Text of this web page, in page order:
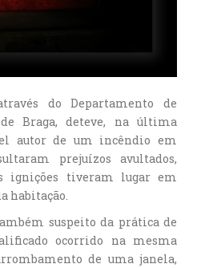
do Departamento de
Braga, deteve, na última
autor de um incêndio em
prejuízos avultados,
ignições tiveram lugar em
habitação.
suspeito da prática de
ocorrido na mesma
de uma janela,